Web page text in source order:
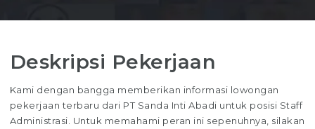
Deskripsi Pekerjaan
Kami dengan bangga memberikan informasi lowongan
pekerjaan terbaru dari PT Sanda Inti Abadi untuk posisi Staff
Administrasi. Untuk memahami peran ini sepenuhnya, silakan